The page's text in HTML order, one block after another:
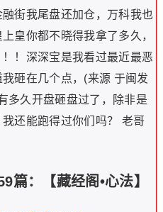
街我尾盘还加仓，万科我也
皇你都不晓得我拿了多久，
！深深宝是我看过最近最恶
砸在几个点，(来源 于闽发
多久开盘砸盘过了，除非是
还能跑得过你们吗？ 老哥
篇：【藏经阁•心法】